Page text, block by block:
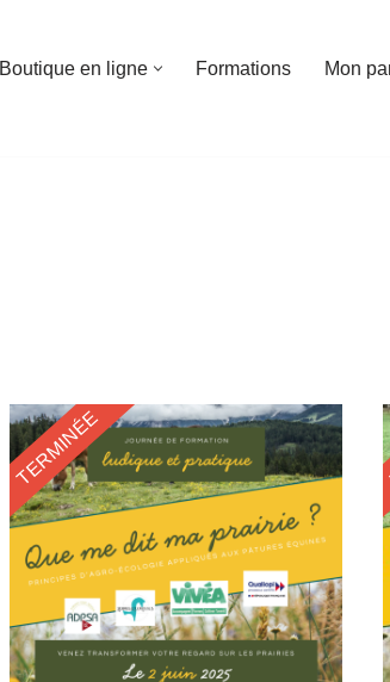
Boutique en ligne Formations Mon
TERMINÉE